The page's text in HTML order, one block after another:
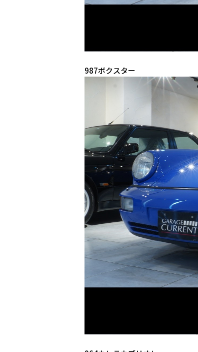
987ボクスター